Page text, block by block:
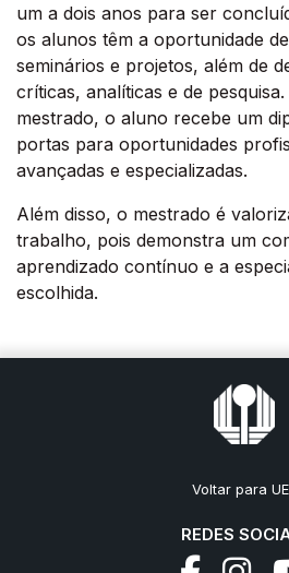
um a dois anos para ser
os alunos têm a oportunidade
seminários e projetos, além de
críticas, analíticas e de
mestrado, o aluno recebe um
portas para oportunidades
avançadas e especializadas.
Além disso, o mestrado é
trabalho, pois demonstra um
aprendizado contínuo e a
escolhida.
Voltar para
REDES